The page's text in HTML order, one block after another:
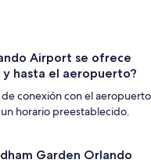
Airport se ofrece
hasta el aeropuerto?
conexión con el aeropuerto
horario preestablecido.
Garden Orlando